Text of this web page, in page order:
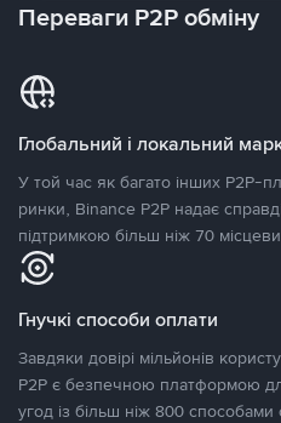
Переваги P2P обміну
Глобальний і локальний
У той час як багато інших P2P-
ринки, Binance P2P надає
підтримкою більш ніж 70
Гнучкі способи оплати
Завдяки довірі мільйонів
P2P є безпечною платформою
угод із більш ніж 800